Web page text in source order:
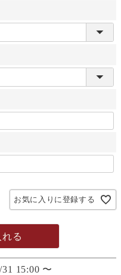
お気に入りに登録する
る
31 15:00 〜